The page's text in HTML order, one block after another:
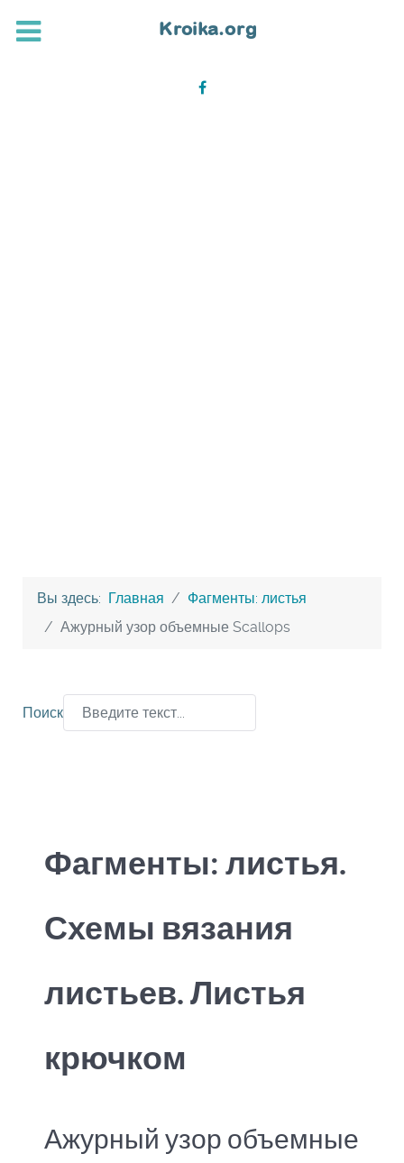
Вы здесь: Главная
Фагменты: листья
Ажурный узор объемные Scallops
Поиск
Фагменты: листья.
Схемы вязания
листьев. Листья
крючком
Ажурный узор объемные